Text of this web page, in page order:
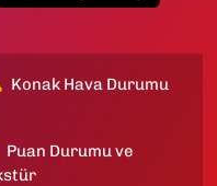
Konak Hava Durumu
Puan Durumu ve